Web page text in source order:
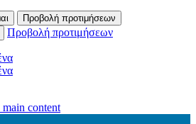
Προβολή προτιμήσεων
Προβολή προτιμήσεων
content